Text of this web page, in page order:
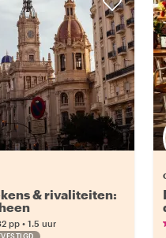
& rivaliteiten:
pp • 1.5 uur